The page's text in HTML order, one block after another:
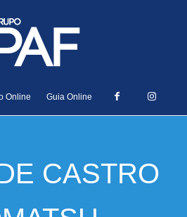
Online Guia Online
CASTRO